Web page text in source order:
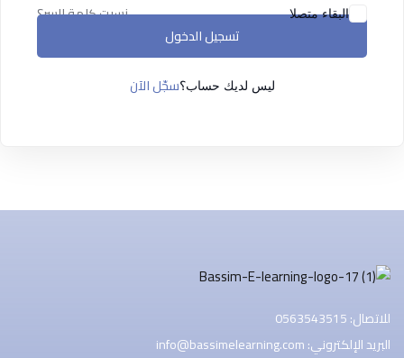
البقاء متصلا
نسيت كلمة السر؟
تسجيل الدخول
ليس لديك حساب؟سجّل الآن
للاتصال: 0563543515
البريد الإلكتروني: info@bassimelearning.com
التسجيل الآن
ليس لديك حساب ؟تسجيل الدخول